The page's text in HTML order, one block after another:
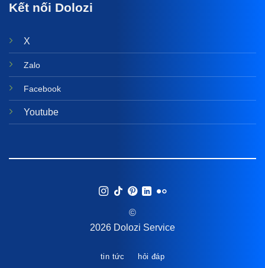
Kết nối Dolozi
X
Zalo
Facebook
Youtube
©
2026 Dolozi Service
tin tức hỏi đáp